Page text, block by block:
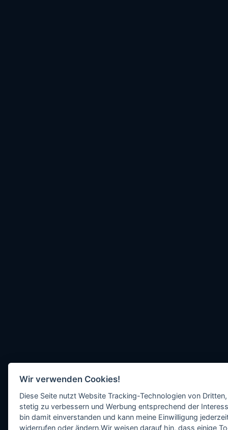
Wir verwenden Cookies!
Diese Seite nutzt Website Tracking-Technologien von
stetig zu verbessern und Werbung entsprechend der
bin damit einverstanden und kann meine Einwilligung
widerrufen oder ändern.Wir weisen darauf hin, dass einige